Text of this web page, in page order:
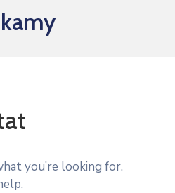
you’re looking for.